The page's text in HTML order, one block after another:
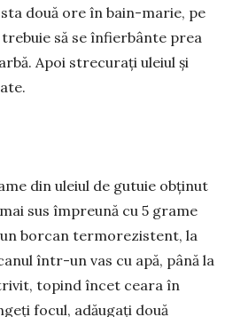
două ore în bain-marie, pe
să se înfierbânte prea
Apoi strecurați uleiul și
din uleiul de gutuie ob­ți­nut
sus îm­pre­ună cu 5 grame
borcan ter­morezistent, la
într-un vas cu apă, până la
topind încet ceara în
focul, adăugați două